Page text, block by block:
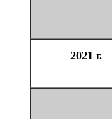
2021 г.